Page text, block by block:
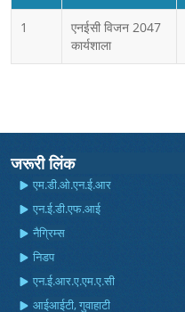
1
एनईसी विजन 2047
कार्यशाला
जरूरी लिंक
एम.डी.ओ.एन.ई.आर
एन.ई.डी.एफ.आई
नैग्रिम्स
निडप
एन.ई.आर.ए.एम.ए.सी
आईआईटी, गुवाहाटी